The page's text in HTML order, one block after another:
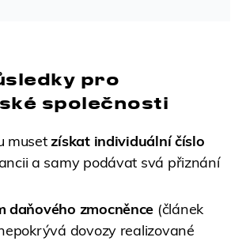
pro
společnosti
musetzískat individuální číslo
a samy podávat svá přiznání
daňového zmocněnce (článek
dovozy realizované